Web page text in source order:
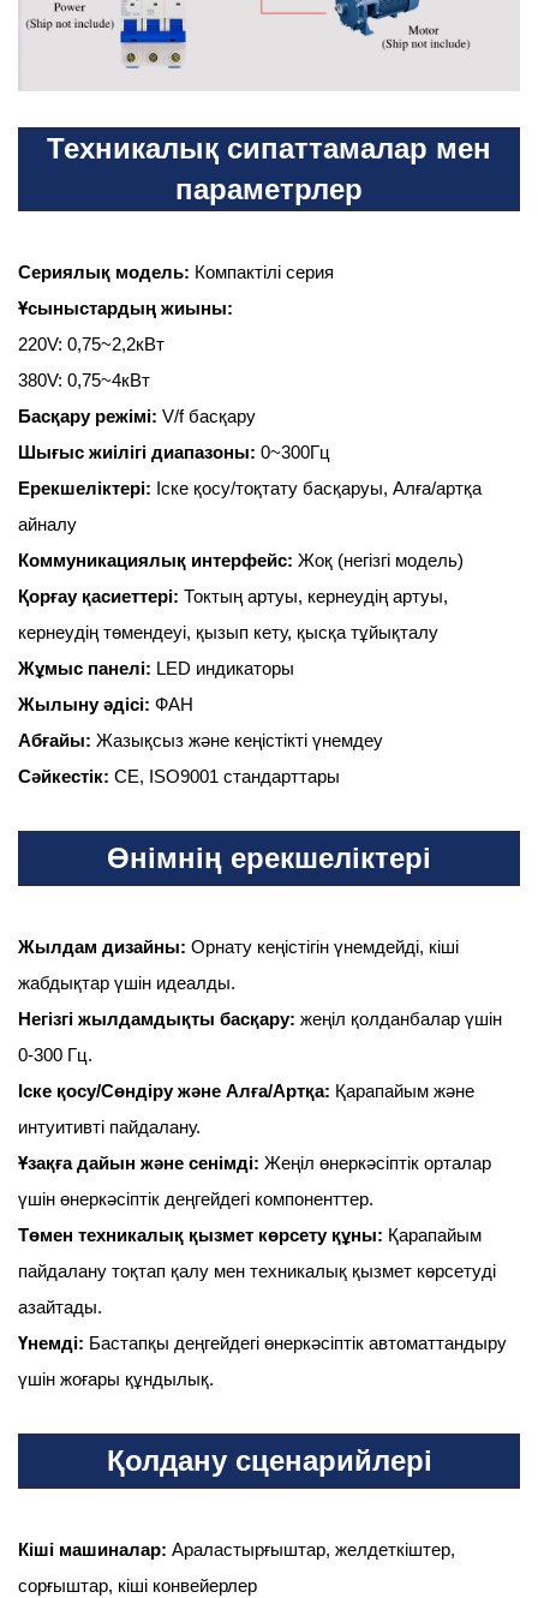
Техникалық сипаттамалар мен
параметрлер
Сериялық модель: Компактілі серия
Ұсыныстардың жиыны:
220V: 0,75~2,2кВт
380V: 0,75~4кВт
Басқару режімі: V/f басқару
Шығыс жиілігі диапазоны: 0~300Гц
Ерекшеліктері: Іске қосу/тоқтату басқаруы, Алға/артқа
айналу
Коммуникациялық интерфейс: Жоқ (негізгі модель)
Қорғау қасиеттері: Токтың артуы, кернеудің артуы,
кернеудің төмендеуі, қызып кету, қысқа тұйықталу
Жұмыс панелі: LED индикаторы
Жылыну әдісі: ФАН
Абғайы: Жазықсыз және кеңістікті үнемдеу
Сәйкестік: CE, ISO9001 стандарттары
Өнімнің ерекшеліктері
Жылдам дизайны: Орнату кеңістігін үнемдейді, кіші
жабдықтар үшін идеалды.
Негізгі жылдамдықты басқару: жеңіл қолданбалар үшін
0-300 Гц.
Іске қосу/Сөндіру және Алға/Артқа: Қарапайым және
интуитивті пайдалану.
Ұзақға дайын және сенімді: Жеңіл өнеркәсіптік орталар
үшін өнеркәсіптік деңгейдегі компоненттер.
Төмен техникалық қызмет көрсету құны: Қарапайым
пайдалану тоқтап қалу мен техникалық қызмет көрсетуді
азайтады.
Үнемді: Бастапқы деңгейдегі өнеркәсіптік автоматтандыру
үшін жоғары құндылық.
Қолдану сценарийлері
Кіші машиналар: Араластырғыштар, желдеткіштер,
сорғыштар, кіші конвейерлер